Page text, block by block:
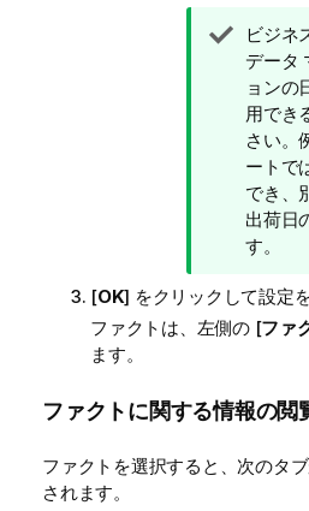
ヒ
ン
ト
メ
モ
ビジネ
データ
ョンの
用でき
さい。
ートで
でき、
出荷日
す。
[OK] をクリックして設定
ファクトは、左側の [ファ
ます。
ファクトに関する情報の閲
ファクトを選択すると、次のタ
されます。